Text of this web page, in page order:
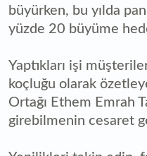
büyürken, bu yılda
yüzde 20 büyüme
Yaptıkları işi
koçluğu olarak
Ortağı Ethem Emrah
girebilmenin cesaret